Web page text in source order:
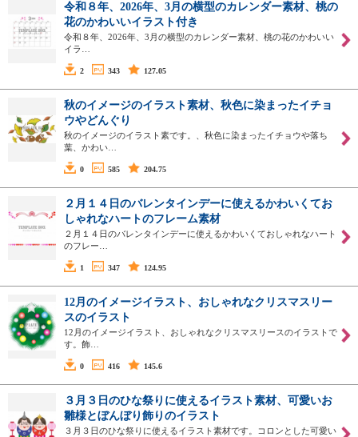
令和８年、2026年、3月の横型のカレンダー素材、桃の
花のかわいいイラスト付き
令和８年、2026年、3月の横型のカレンダー素材、桃の花のかわいい
イラ…
2 343 127.05
秋のイメージのイラスト素材、秋色に染まったイチョ
ウやどんぐり
秋のイメージのイラスト素です。、秋色に染まったイチョウや落ち
葉、かわい…
0 585 204.75
２月１４日のバレンタインデーに使えるかわいくてお
しゃれなハートのフレーム素材
２月１４日のバレンタインデーに使えるかわいくておしゃれなハート
のフレー…
1 347 124.95
12月のイメージイラスト、おしゃれなクリスマスリー
スのイラスト
12月のイメージイラスト、おしゃれなクリスマスリースのイラストで
す。飾…
0 416 145.6
３月３日のひな祭りに使えるイラスト素材、可愛いお
雛様とぼんぼり飾りのイラスト
３月３日のひな祭りに使えるイラスト素材です。コロンとした可愛い